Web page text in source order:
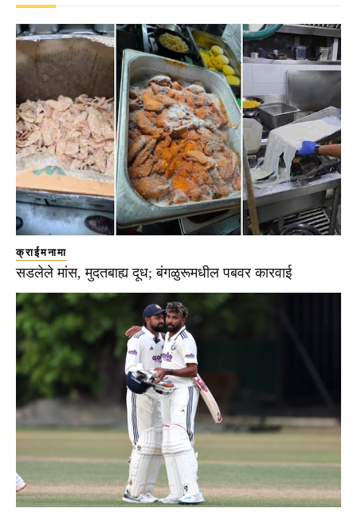
क्राईमनामा
सडलेले मांस, मुदतबाह्य दूध; बंगळुरूमधील पबवर कारवाई